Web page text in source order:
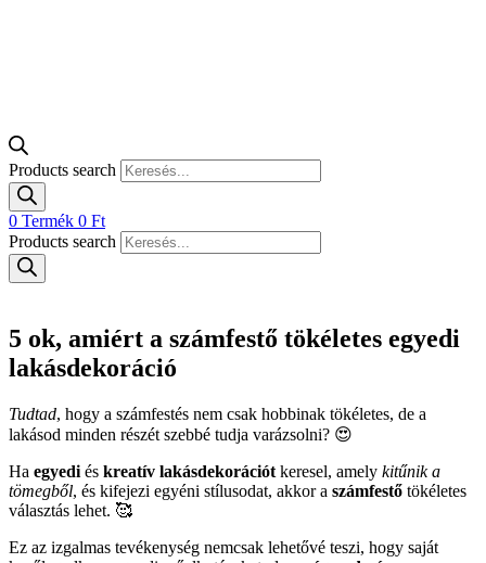
Products search
0 Termék 0 Ft
Products search
5 ok, amiért a számfestő tökéletes egyedi
lakásdekoráció
Tudtad, hogy a számfestés nem csak hobbinak tökéletes, de a
lakásod minden részét szebbé tudja varázsolni? 😍
Ha egyedi és kreatív lakásdekorációt keresel, amely kitűnik a
tömegből, és kifejezi egyéni stílusodat, akkor a számfestő tökéletes
választás lehet. 🥰
Ez az izgalmas tevékenység nemcsak lehetővé teszi, hogy saját